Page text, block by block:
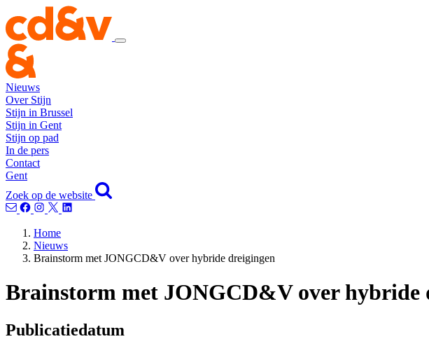
Nieuws
Over Stijn
Stijn in Brussel
Stijn in Gent
Stijn op pad
In de pers
Contact
Gent
Zoek op de website
Home
Nieuws
Brainstorm met JONGCD&V over hybride dreigingen
Brainstorm met JONGCD&V over hybride
Publicatiedatum